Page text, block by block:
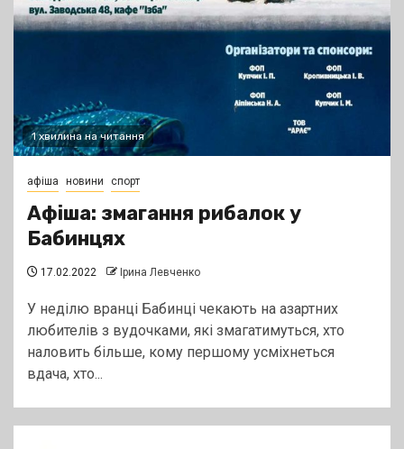
1 хвилина на читання
афіша новини спорт
Афіша: змагання рибалок у
Бабинцях
17.02.2022 Ірина Левченко
У неділю вранці Бабинці чекають на азартних
любителів з вудочками, які змагатимуться, хто
наловить більше, кому першому усміхнеться
вдача, хто...